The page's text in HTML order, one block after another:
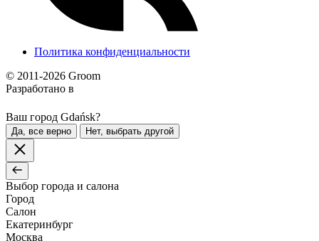
Политика конфиденциальности
© 2011-2026 Groom
Разработано в
Ваш город Gdańsk?
Да, все верно Нет, выбрать другой
Выбор города и салона
Город
Салон
Екатеринбург
Москва